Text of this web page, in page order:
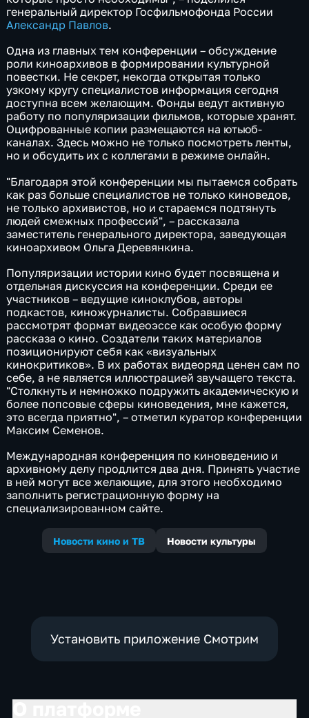
генеральный директор Госфильмофонда России
Александр Павлов.
Одна из главных тем конференции – обсуждение
роли киноархивов в формировании культурной
повестки. Не секрет, некогда открытая только
узкому кругу специалистов информация сегодня
доступна всем желающим. Фонды ведут активную
работу по популяризации фильмов, которые хранят.
Оцифрованные копии размещаются на ютьюб-
каналах. Здесь можно не только посмотреть ленты,
но и обсудить их с коллегами в режиме онлайн.
"Благодаря этой конференции мы пытаемся собрать
как раз больше специалистов не только киноведов,
не только архивистов, но и стараемся подтянуть
людей смежных профессий", – рассказала
заместитель генерального директора, заведующая
киноархивом Ольга Деревянкина.
Популяризации истории кино будет посвящена и
отдельная дискуссия на конференции. Среди ее
участников – ведущие киноклубов, авторы
подкастов, киножурналисты. Собравшиеся
рассмотрят формат видеоэссе как особую форму
рассказа о кино. Создатели таких материалов
позиционируют себя как «визуальных
кинокритиков». В их работах видеоряд ценен сам по
себе, а не является иллюстрацией звучащего текста.
"Столкнуть и немножко подружить академическую и
более попсовые сферы киноведения, мне кажется,
это всегда приятно", – отметил куратор конференции
Максим Семенов.
Международная конференция по киноведению и
архивному делу продлится два дня. Принять участие
в ней могут все желающие, для этого необходимо
заполнить регистрационную форму на
специализированном сайте.
Новости кино и ТВ Новости культуры
Установить приложение Смотрим